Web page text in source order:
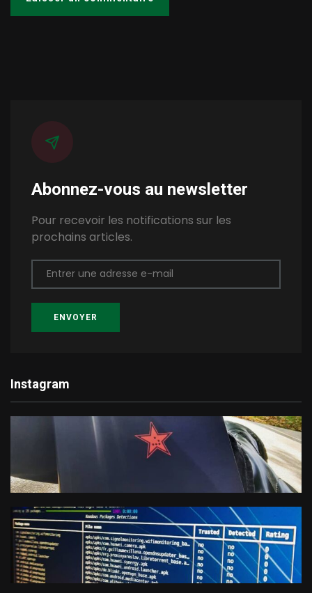
Abonnez-vous au newsletter
Pour recevoir les notifications sur les
prochains articles.
Entrer une adresse e-mail
ENVOYER
Instagram